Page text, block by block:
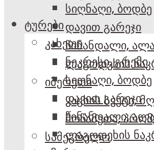
სიღნაღი, ბოდბე
დავით გარეჯი
წინანდალი,
ლაგოდეხის
იმერეთი
კაცხის სვეტი,
მოწამეთა,
სამეგრელო
ტურები
კახეთი
ნეკრესი, გრემი
სიღნაღი, ბოდბე
დავით გარეჯი
წინანდალი,
ლაგოდეხის